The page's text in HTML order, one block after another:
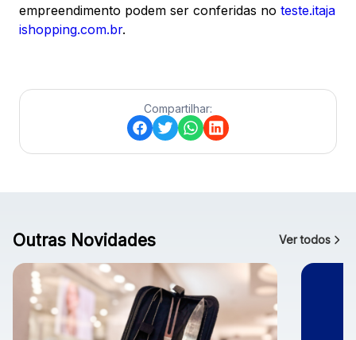
empreendimento podem ser conferidas no teste.itaja
ishopping.com.br.
Compartilhar:
Outras Novidades Ver todos